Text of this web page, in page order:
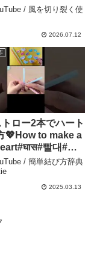
色紙工作 #ストロ
育遊び #子供
単工作 – 風を切り
/ 風を切り裂く使
2026.07.12
ロー2本でハート
💖How to make a
빨대#吸
ト#heart#easy#編
作#作り方#結び
ロー#DIY#shorts
/ 簡単結び方辞典
2025.03.13